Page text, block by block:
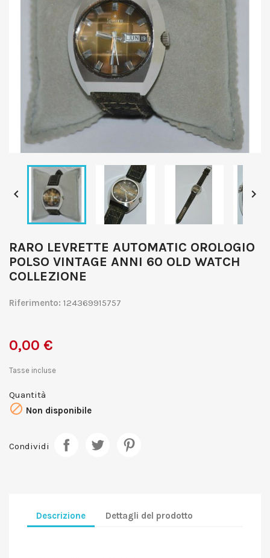
 
RARO LEVRETTE AUTOMATIC OROLOGIO
POLSO VINTAGE ANNI 60 OLD WATCH
COLLEZIONE
Riferimento: 124369915757
0,00 €
Tasse incluse
Quantità
 Non disponibile
Condividi
Descrizione Dettagli del prodotto